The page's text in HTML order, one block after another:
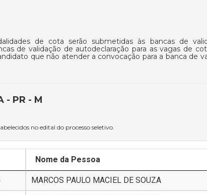
de cota serão submetidas às bancas de
de validação de autodeclaração para as vagas de
que não atender a convocação para a banca de
- PR - M
no edital do processo seletivo.
Nome da Pessoa
MARCOS PAULO MACIEL DE SOUZA